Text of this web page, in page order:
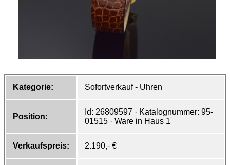
Kategorie: Sofortverkauf - Uhren
Position:
Id: 26809597 · Katalognummer: 95-
01515 · Ware in Haus 1
Verkaufspreis: 2.190,- €